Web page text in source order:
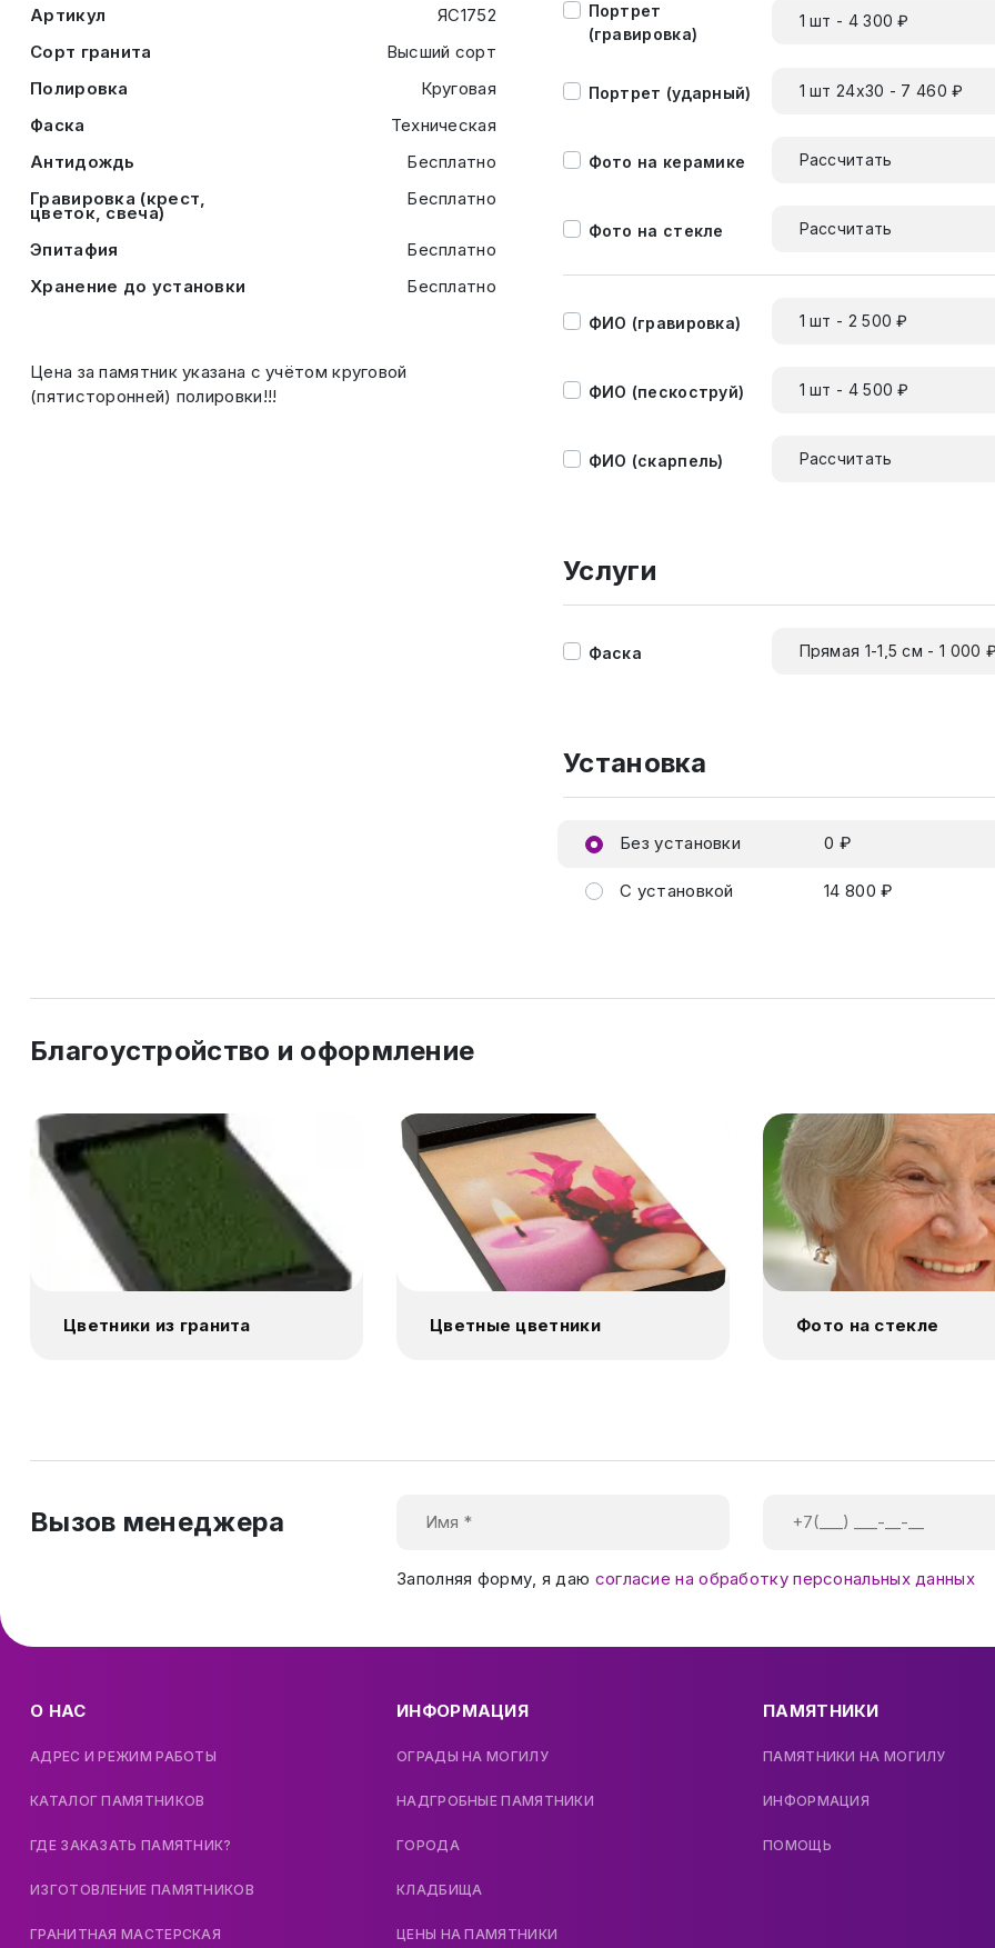
Артикул
ЯС1752
Сорт гранита
Высший сорт
Полировка
Круговая
Фаска
Техническая
Антидождь
Бесплатно
Гравировка (крест,
цветок, свеча)
Бесплатно
Эпитафия
Бесплатно
Хранение до установки
Бесплатно
Цена за памятник указана с учётом круговой
(пятисторонней) полировки!!!
Портрет
(гравировка)
1 шт - 4 300 ₽
Портрет (ударный) 1 шт 24х30 - 7 460 ₽
Фото на керамике Рассчитать
Фото на стекле Рассчитать
ФИО (гравировка) 1 шт - 2 500 ₽
ФИО (пескоструй) 1 шт - 4 500 ₽
ФИО (скарпель) Рассчитать
Услуги
Фаска Прямая 1-1,5 см - 1 000
Установка
Без установки 0 ₽
С установкой 14 800 ₽
Благоустройство и оформление
Цветники из гранита Цветные цветники Фото на стекле
Вызов менеджера
Заполняя форму, я даю согласие на обработку персональных данных
О НАС
АДРЕС И РЕЖИМ РАБОТЫ
КАТАЛОГ ПАМЯТНИКОВ
ГДЕ ЗАКАЗАТЬ ПАМЯТНИК?
ИЗГОТОВЛЕНИЕ ПАМЯТНИКОВ
ГРАНИТНАЯ МАСТЕРСКАЯ
ИНФОРМАЦИЯ
ОГРАДЫ НА МОГИЛУ
НАДГРОБНЫЕ ПАМЯТНИКИ
ГОРОДА
КЛАДБИЩА
ЦЕНЫ НА ПАМЯТНИКИ
ПАМЯТНИКИ
ПАМЯТНИКИ НА МОГИЛУ
ИНФОРМАЦИЯ
ПОМОЩЬ